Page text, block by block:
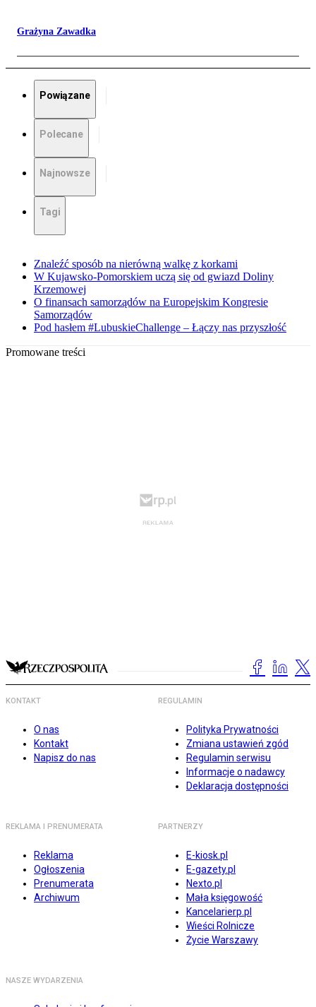
Grażyna Zawadka
Powiązane
Polecane
Najnowsze
Tagi
Znaleźć sposób na nierówną walkę z korkami
W Kujawsko-Pomorskiem uczą się od gwiazd Doliny
Krzemowej
O finansach samorządów na Europejskim Kongresie
Samorządów
Pod hasłem #LubuskieChallenge – Łączy nas przyszłość
Promowane treści
KONTAKT
O nas
Kontakt
Napisz do nas
REGULAMIN
Polityka Prywatności
Zmiana ustawień zgód
Regulamin serwisu
Informacje o nadawcy
Deklaracja dostępności
REKLAMA I PRENUMERATA
Reklama
Ogłoszenia
Prenumerata
Archiwum
PARTNERZY
E-kiosk.pl
E-gazety.pl
Nexto.pl
Mała księgowość
Kancelarierp.pl
Wieści Rolnicze
Życie Warszawy
NASZE WYDARZENIA